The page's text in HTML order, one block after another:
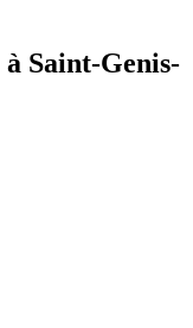
à Saint-Genis-